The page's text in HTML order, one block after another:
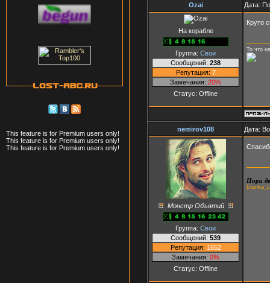
This feature is for Premium users only!
This feature is for Premium users only!
This feature is for Premium users only!
Ozai Дата:
На корабле
Группа: Свои
Сообщений: 238
Репутация: 7
Замечания: 20%
Статус: Offline
Круто
То что
nemirov108 Дата:
Монстр Объятий
Группа: Свои
Сообщений: 539
Репутация: 1652
Замечания: 0%
Статус: Offline
Пора